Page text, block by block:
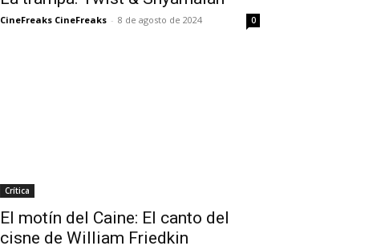
CineFreaks CineFreaks - 8 de agosto de 2024 0
Crítica
El motín del Caine: El canto del
cisne de William Friedkin